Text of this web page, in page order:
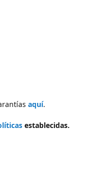
aquí.
establecidas.